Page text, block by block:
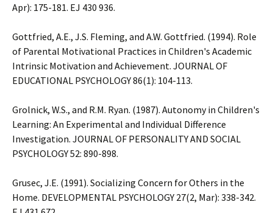
Apr): 175-181. EJ 430 936.
Gottfried, A.E., J.S. Fleming, and A.W. Gottfried. (1994). Role
of Parental Motivational Practices in Children's Academic
Intrinsic Motivation and Achievement. JOURNAL OF
EDUCATIONAL PSYCHOLOGY 86(1): 104-113.
Grolnick, W.S., and R.M. Ryan. (1987). Autonomy in Children's
Learning: An Experimental and Individual Difference
Investigation. JOURNAL OF PERSONALITY AND SOCIAL
PSYCHOLOGY 52: 890-898.
Grusec, J.E. (1991). Socializing Concern for Others in the
Home. DEVELOPMENTAL PSYCHOLOGY 27(2, Mar): 338-342.